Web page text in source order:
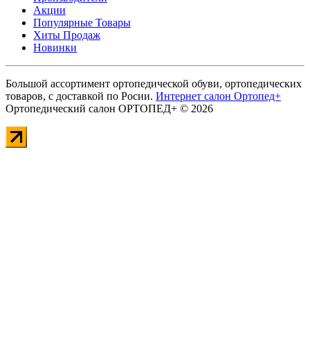
Акции
Популярные Товары
Хиты Продаж
Новинки
Большой ассортимент ортопедической обуви, ортопедических
товаров, с доставкой по Росии. Интернет салон Ортопед+
Ортопедический салон ОРТОПЕД+ © 2026